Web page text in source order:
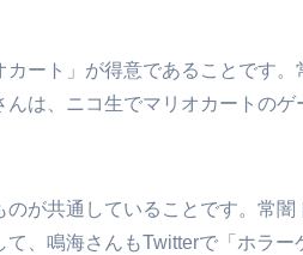
ート」が得意であることです
は、ニコ生でマリオカートの
が共通していることです。常
て、鳴海さんもTwitterで「ホラ